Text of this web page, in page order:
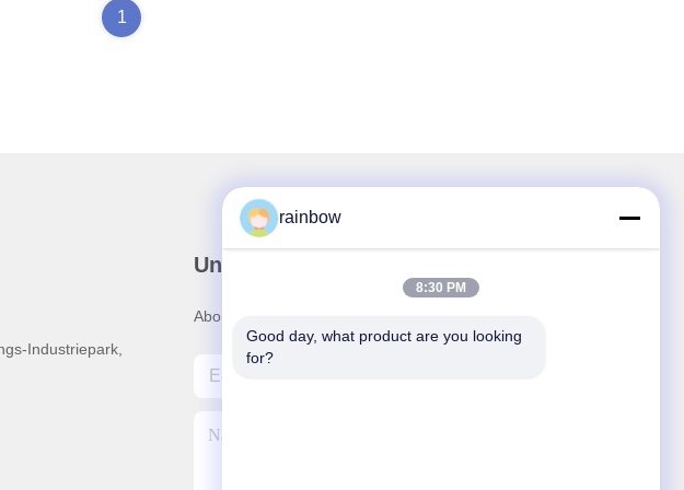
1
Industriepark,
Unser Newsletter
Abonnieren Sie unseren Newsletter für Rabatte und mehr.
rainbow
8:30 PM
Good day, what product are you looking
for?